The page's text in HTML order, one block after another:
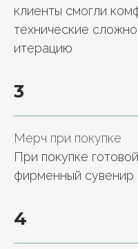
клиенты смогли
технические
итерацию
3
Мерч при покупке
При покупке
фирменный сувенир
4